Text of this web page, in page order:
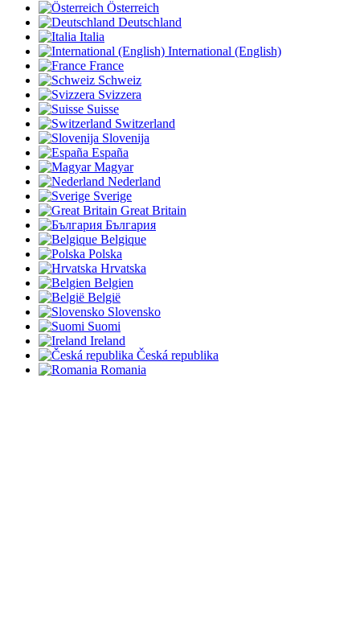
Österreich
Deutschland
Italia
International (English)
France
Schweiz
Svizzera
Suisse
Switzerland
Slovenija
España
Magyar
Nederland
Sverige
Great Britain
България
Belgique
Polska
Hrvatska
Belgien
België
Slovensko
Suomi
Ireland
Česká republika
Romania